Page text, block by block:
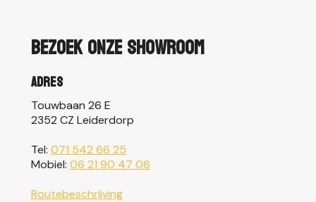
Bezoek onze showroom
Adres
Touwbaan 26 E
2352 CZ Leiderdorp
Tel: 071 542 66 25
Mobiel: 06 21 90 47 06
Routebeschrijving